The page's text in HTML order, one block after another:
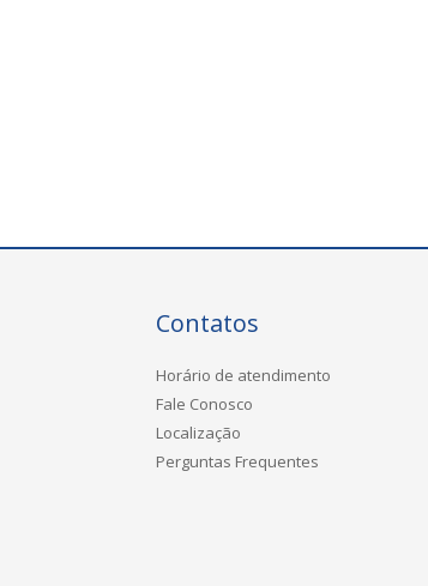
Contatos
Horário de atendimento
Fale Conosco
Localização
Perguntas Frequentes